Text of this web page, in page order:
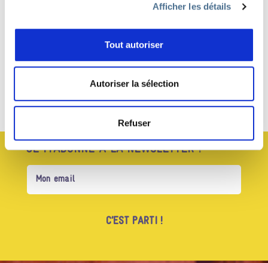
Afficher les détails
Tout autoriser
Autoriser la sélection
Refuser
Haut de page
JE M’ABONNE À LA NEWSLETTER !